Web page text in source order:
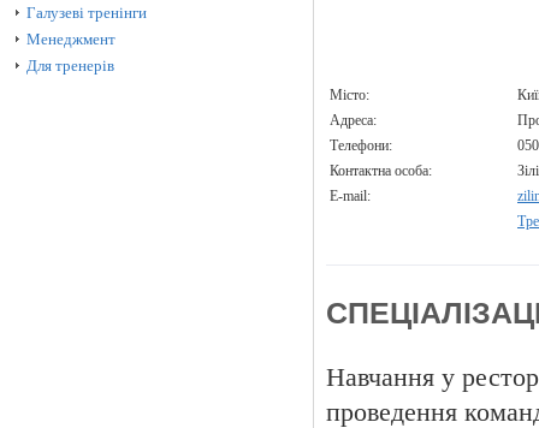
Галузеві тренінги
Менеджмент
Для тренерів
Місто:
Адреса:
Телефони:
Контактна особа:
E-mail:
Навчання у
проведення